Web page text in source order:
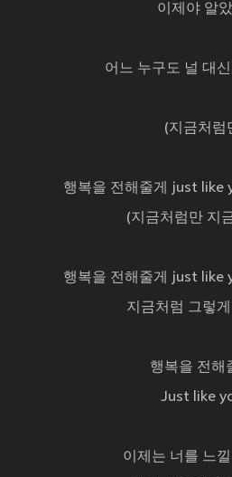
이제야 알
어느 누구도 널 대
(지금처럼
행복을 전해줄게 just like
(지금처럼만 지
행복을 전해줄게 just like
지금처럼 그렇
행복을 전해
Just like
이제는 너를 느